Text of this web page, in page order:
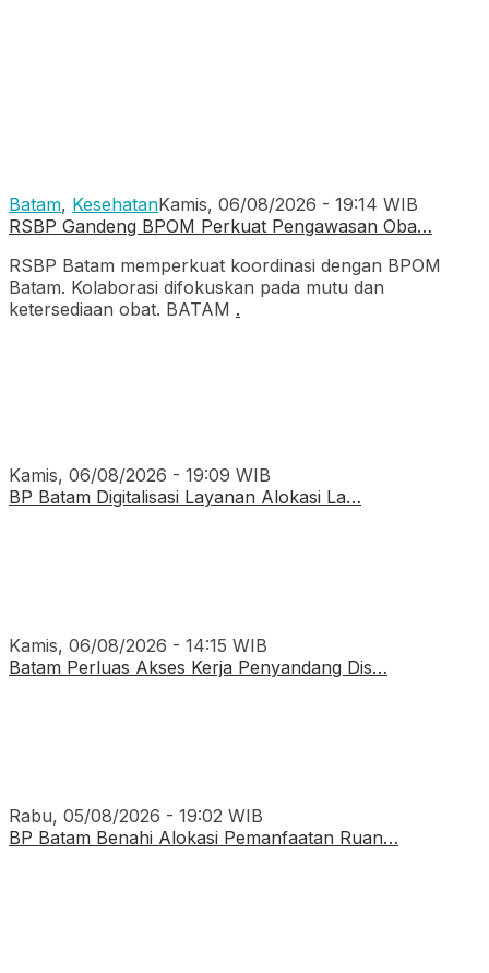
Batam, KesehatanKamis, 06/08/2026 - 19:14 WIB
RSBP Gandeng BPOM Perkuat Pengawasan Oba…
RSBP Batam memperkuat koordinasi dengan BPOM
Batam. Kolaborasi difokuskan pada mutu dan
ketersediaan obat. BATAM .
Kamis, 06/08/2026 - 19:09 WIB
BP Batam Digitalisasi Layanan Alokasi La…
Kamis, 06/08/2026 - 14:15 WIB
Batam Perluas Akses Kerja Penyandang Dis…
Rabu, 05/08/2026 - 19:02 WIB
BP Batam Benahi Alokasi Pemanfaatan Ruan…